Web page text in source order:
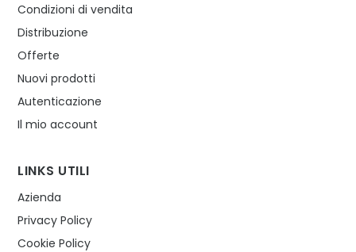
Condizioni di vendita
Distribuzione
Offerte
Nuovi prodotti
Autenticazione
Il mio account
LINKS UTILI
Azienda
Privacy Policy
Cookie Policy